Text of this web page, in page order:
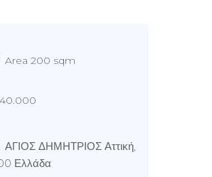
Area 200 sqm
ΑΓΙΟΣ ΔΗΜΗΤΡΙΟΣ Αττική,
Ελλάδα